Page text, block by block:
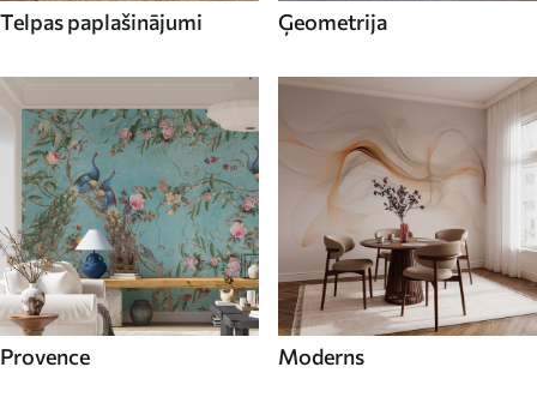
Telpas paplašinājumi Ģeometrija
Provence Moderns